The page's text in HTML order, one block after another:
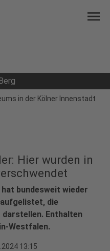
menu
in der Kölner Innenstadt
Hier wurden in
bundesweit wieder
die
Enthalten
Westfalen.
13:15